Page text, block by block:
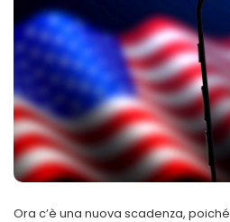
Ora c’è una nuova scadenza, poiché